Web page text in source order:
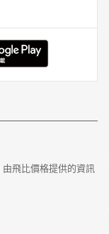
由飛比價格提供的資訊